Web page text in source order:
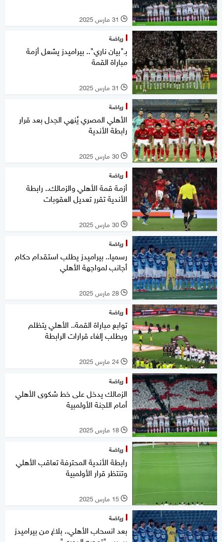
l 31 مارس 2025
رياضة
بـ"بيان ناري".. بيراميدز يشعل أزمة
مباراة القمة
l 31 مارس 2025
رياضة
الأهلي المصري يُنهي الجدل بعد قرار
رابطة الأندية
l 30 مارس 2025
رياضة
أزمة قمة الأهلي والزمالك.. رابطة
الأندية تقرر تعديل العقوبات
l 30 مارس 2025
رياضة
رسميا.. بيراميدز يطلب استقدام حكام
أجانب لمواجهة الأهلي
l 28 مارس 2025
رياضة
توابع مباراة القمة.. الأهلي يتظلم
ويطلب إلغاء قرارات الرابطة
l 24 مارس 2025
رياضة
الزمالك يدخل على خط شكوى الأهلي
أمام اللجنة الأولمبية
l 18 مارس 2025
رياضة
رابطة الأندية المحترفة تعاقب الأهلي
وتنتظر قرار الأولمبية
l 15 مارس 2025
رياضة
بعد انسحاب الأهلي.. بلاغ من بيراميدز